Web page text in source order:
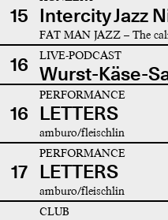
15 Intercity Jazz
FAT MAN JAZZ – The
16 LIVE-PODCAST
Wurst-Käse-
16
PERFORMANCE
LETTERS
amburo/fleischlin
17
PERFORMANCE
LETTERS
amburo/fleischlin
CLUB